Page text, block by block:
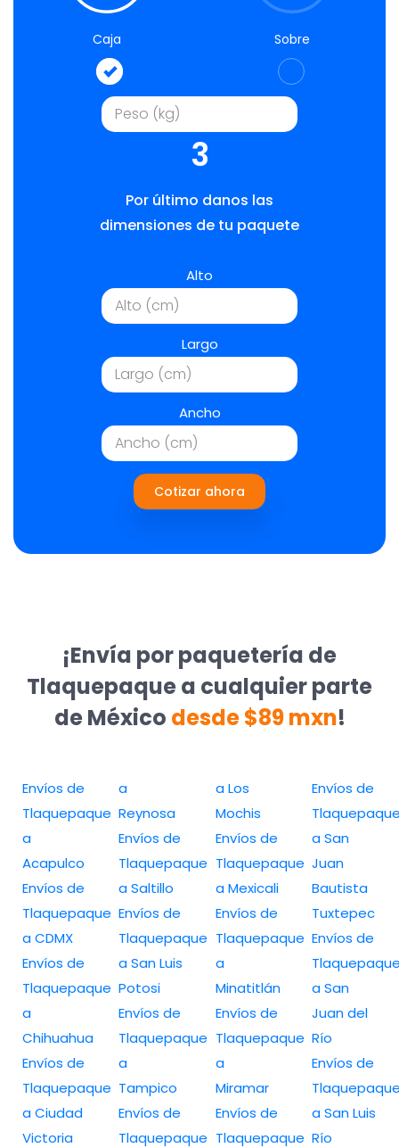
Caja Sobre
3
Por último danos las
dimensiones de tu paquete
Alto
Largo
Ancho
Cotizar ahora
¡Envía por paquetería de
Tlaquepaque a cualquier parte
de México desde $89 mxn!
Envíos de
Tlaquepaque
a
Acapulco
Envíos de
Tlaquepaque
a CDMX
Envíos de
Tlaquepaque
a
Chihuahua
Envíos de
Tlaquepaque
a Ciudad
Victoria
a
Reynosa
Envíos de
Tlaquepaque
a Saltillo
Envíos de
Tlaquepaque
a San Luis
Potosi
Envíos de
Tlaquepaque
a
Tampico
Envíos de
Tlaquepaque
a Los
Mochis
Envíos de
Tlaquepaque
a Mexicali
Envíos de
Tlaquepaque
a
Minatitlán
Envíos de
Tlaquepaque
a
Miramar
Envíos de
Tlaquepaque
Envíos de
a San
Juan
Bautista
Tuxtepec
Envíos de
a San
Juan del
Río
Envíos de
a San Luis
Río